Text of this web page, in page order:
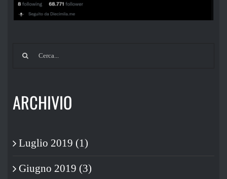
Cerca
ARCHIVIO
Luglio 2019 (1)
Giugno 2019 (3)